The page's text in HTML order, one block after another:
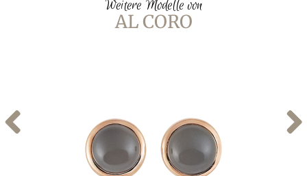
Weitere Modelle von
AL CORO